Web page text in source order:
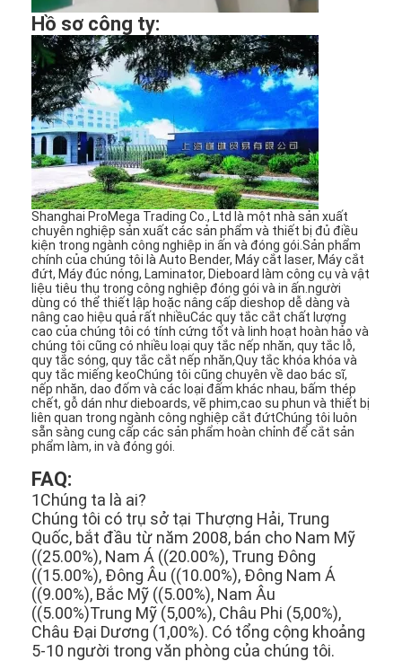
Die cắt Thiết bị
Máy tự động Bender
Máy ép công nghiệp
Sách Making Machine
Máy đóng gói tự động
Máy in tự động
Thiết bị báo bài viết
Thiết bị báo trước
Vật tư tiêu hao khác
Laser Marking Machine
Túi giấy Forming Machine
Máy đóng gói tự động
Hồ sơ công ty:
Shanghai ProMega Trading Co., Ltd là một nhà sản xuất
chuyên nghiệp sản xuất các sản phẩm và thiết bị đủ điều
kiện trong ngành công nghiệp in ấn và đóng gói.Sản phẩm
chính của chúng tôi là Auto Bender, Máy cắt laser, Máy cắt
đứt, Máy đúc nóng, Laminator, Dieboard làm công cụ và vật
liệu tiêu thụ trong công nghiệp đóng gói và in ấn.người
dùng có thể thiết lập hoặc nâng cấp dieshop dễ dàng và
nâng cao hiệu quả rất nhiềuCác quy tắc cắt chất lượng
cao của chúng tôi có tính cứng tốt và linh hoạt hoàn hảo và
chúng tôi cũng có nhiều loại quy tắc nếp nhăn, quy tắc lỗ,
quy tắc sóng, quy tắc cắt nếp nhăn,Quy tắc khóa khóa và
quy tắc miếng keoChúng tôi cũng chuyên về dao bác sĩ,
nếp nhăn, dao đốm và các loại đấm khác nhau, bấm thép
chết, gỗ dán như dieboards, vẽ phim,cao su phun và thiết bị
liên quan trong ngành công nghiệp cắt đứtChúng tôi luôn
sẵn sàng cung cấp các sản phẩm hoàn chỉnh để cắt sản
phẩm làm, in và đóng gói.
FAQ:
1Chúng ta là ai?
Chúng tôi có trụ sở tại Thượng Hải, Trung
Quốc, bắt đầu từ năm 2008, bán cho Nam Mỹ
((25.00%), Nam Á ((20.00%), Trung Đông
((15.00%), Đông Âu ((10.00%), Đông Nam Á
((9.00%), Bắc Mỹ ((5.00%), Nam Âu
((5.00%)Trung Mỹ (5,00%), Châu Phi (5,00%),
Châu Đại Dương (1,00%). Có tổng cộng khoảng
5-10 người trong văn phòng của chúng tôi.